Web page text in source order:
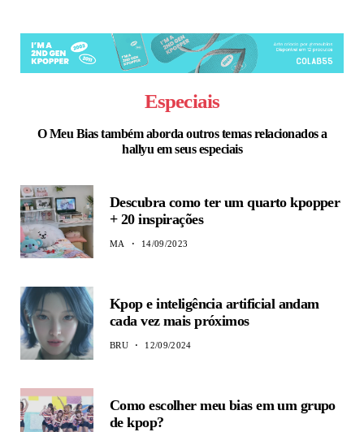
Especiais
O Meu Bias também aborda outros temas relacionados a
hallyu em seus especiais
Descubra como ter um quarto kpopper
+ 20 inspirações
MA 14/09/2023
Kpop e inteligência artificial andam
cada vez mais próximos
BRU 12/09/2024
Como escolher meu bias em um grupo
de kpop?